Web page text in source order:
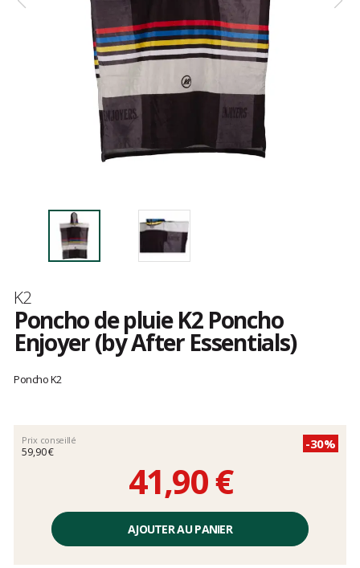
Marque
K2
Poncho de pluie K2 Poncho
Enjoyer (by After Essentials)
avis
Poncho K2
Prix conseillé
59,90 €
-30%
41,90 €
unitaire,
AJOUTER AU PANIER